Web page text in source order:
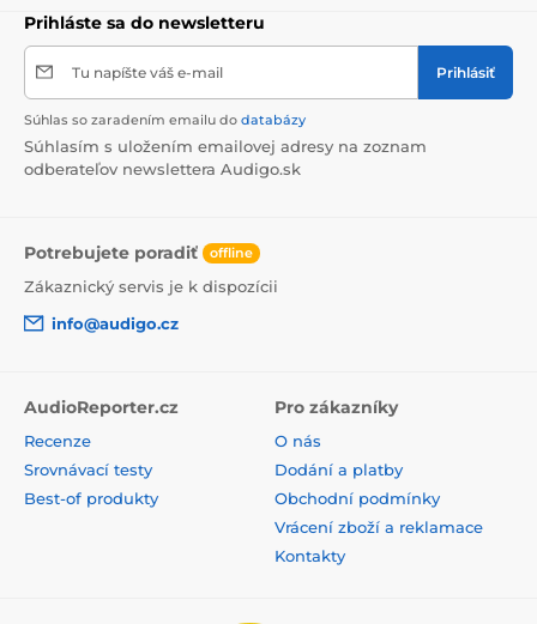
Compliance:20 cm/dyne
Uložení:
Hmotnost:
Prihláste sa do newsletteru
Tu napíšte váš e-mail Prihlásiť
Súhlas so zaradením emailu do databázy
Súhlasím s uložením emailovej adresy na zoznam
odberateľov newslettera Audigo.sk
Potrebujete poradiť offline
Zákaznický servis je k dispozícii
info@audigo.cz
AudioReporter.cz
Recenze
Srovnávací testy
Best-of produkty
Pro zákazníky
O nás
Dodání a platby
Obchodní podmínky
Vrácení zboží a reklamace
Kontakty